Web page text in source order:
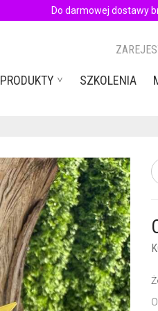
Do darmowej dostawy
PRODUKTY SZKOLENIA